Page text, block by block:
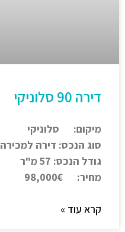
דירה 90 סלוניקי
מיקום: סלוניקי
סוג הנכס: דירה למכירה
גודל הנכס: 57 מ"ר
מחיר: 98,000€
קרא עוד »